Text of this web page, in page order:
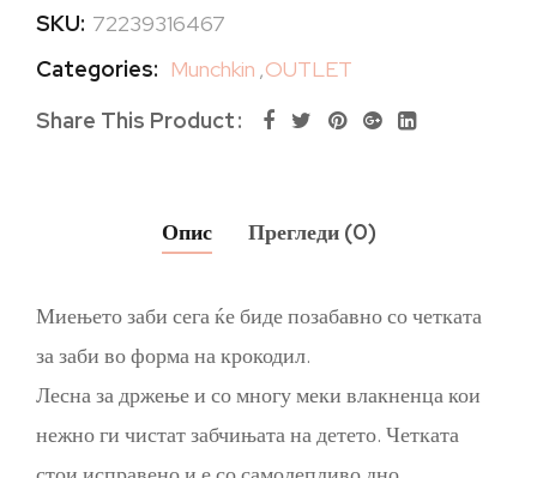
SKU: 72239316467
Categories: Munchkin ,OUTLET
Share This Product
Опис Прегледи (0)
Миењето заби сега ќе биде позабавно со четката
за заби во форма на крокодил.
Лесна за држење и со многу меки влакненца кои
нежно ги чистат забчињата на детето. Четката